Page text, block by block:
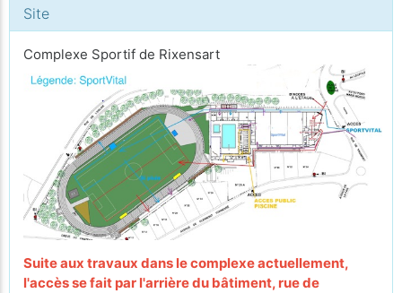
Site
Complexe Sportif de Rixensart
Suite aux travaux dans le complexe actuellement,
l'accès se fait par l'arrière du bâtiment, rue de